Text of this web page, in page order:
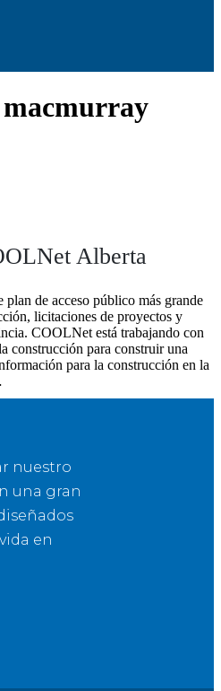
Alberta
de acceso público más grande
licitaciones de proyectos y
COOLNet está trabajando con
construcción para construir una
para la construcción en la
nuestro
una gran
en